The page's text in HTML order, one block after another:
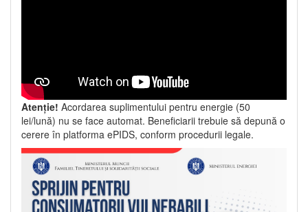
Atenție! Acordarea suplimentului pentru energie (50
lei/lună) nu se face automat. Beneficiarii trebuie să depună o
cerere în platforma ePIDS, conform procedurii legale.